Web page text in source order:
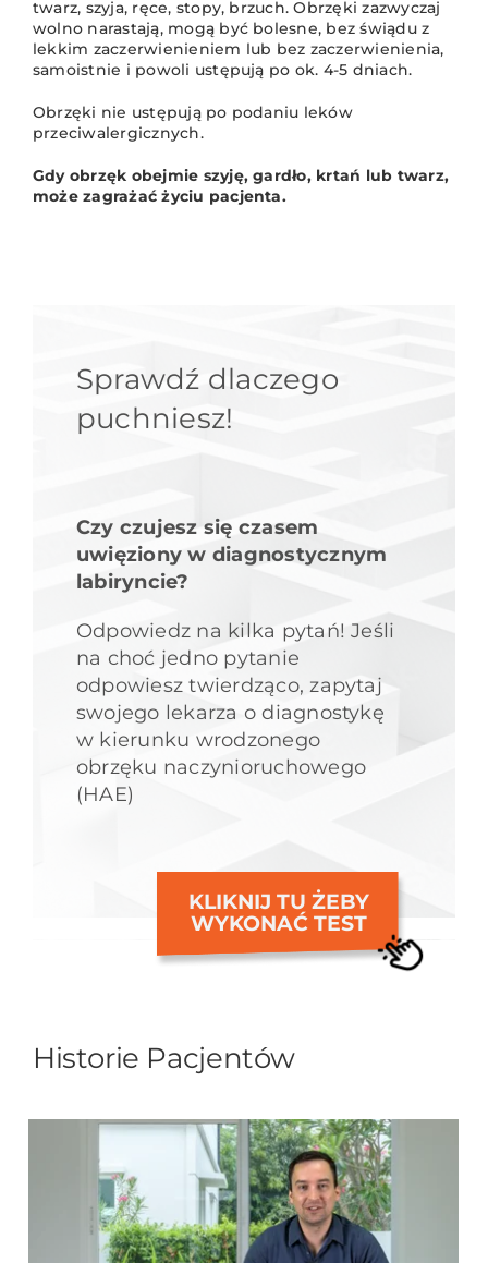
twarz, szyja, ręce, stopy, brzuch. Obrzęki zazwyczaj
wolno narastają, mogą być bolesne, bez świądu z
lekkim zaczerwienieniem lub bez zaczerwienienia,
samoistnie i powoli ustępują po ok. 4-5 dniach.
Obrzęki nie ustępują po podaniu leków
przeciwalergicznych.
Gdy obrzęk obejmie szyję, gardło, krtań lub twarz,
może zagrażać życiu pacjenta.
Sprawdź dlaczego
puchniesz!
Czy czujesz się czasem
uwięziony w diagnostycznym
labiryncie?
Odpowiedz na kilka pytań! Jeśli
na choć jedno pytanie
odpowiesz twierdząco, zapytaj
swojego lekarza o diagnostykę
w kierunku wrodzonego
obrzęku naczynioruchowego
(HAE)
KLIKNIJ TU ŻEBY
WYKONAĆ TEST
Historie Pacjentów